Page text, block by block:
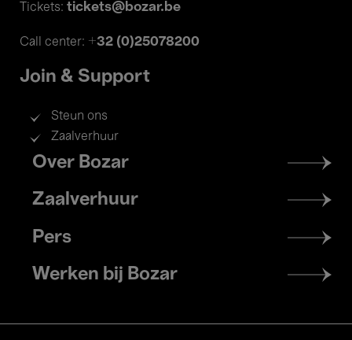
Tickets: tickets@bozar.be
Call center: +32 (0)25078200
Join & Support
Steun ons
Zaalverhuur
Footer
menu
Over Bozar
Zaalverhuur
Pers
Werken bij Bozar